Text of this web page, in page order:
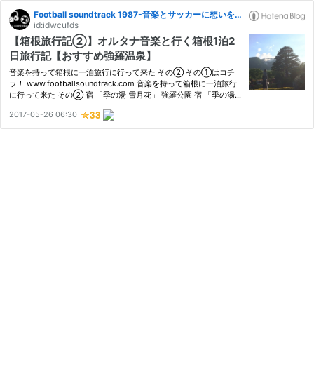
Football soundtrack 1987-音楽とサッカーに想いを馳せる雑記‐
id:idwcufds
【箱根旅行記②】オルタナ音楽と行く箱根1泊2
日旅行記【おすすめ強羅温泉】
音楽を持って箱根に一泊旅行に行って来た その② その①はコチ
ラ！ www.footballsoundtrack.com 音楽を持って箱根に一泊旅行
に行って来た その② 宿 「季の湯 雪月花」 強羅公園 宿 「季の湯
があって凄く良い宿だったので今回もここだ。 強羅駅の目の前、
歩い…
2017-05-26 06:30